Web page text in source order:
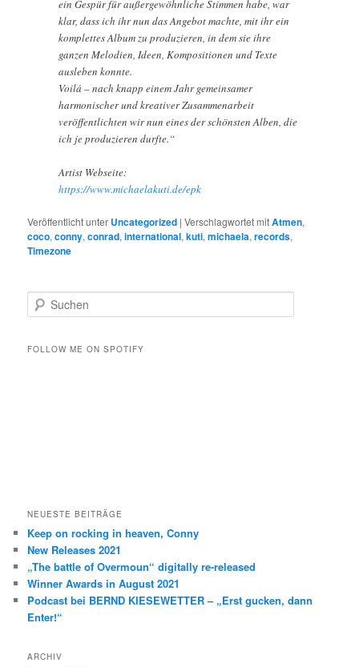
ein Gespür für außergewöhnliche Stimmen habe, war
klar, dass ich ihr nun das Angebot machte, mit ihr ein
komplettes Album zu produzieren, in dem sie ihre
ganzen Melodien, Ideen, Kompositionen und Texte
ausleben konnte.
Voilá – nach knapp einem Jahr gemeinsamer
harmonischer und kreativer Zusammenarbeit
veröffentlichten wir nun eines der schönsten Alben, die
ich je produzieren durfte.“
Artist Webseite:
https://www.michaelakuti.de/epk
Veröffentlicht unter Uncategorized |Verschlagwortet mitAtmen,
coco,conny,conrad,international,kuti,michaela,records,
Timezone
u
h
FOLLOW ME ON SPOTIFY
NEUESTE BEITRÄGE
Keep on rocking in heaven, Conny
New Releases 2021
„The battle of Overmoun“ digitally re-released
Winner Awards in August 2021
Podcast bei BERND KIESEWETTER – „Erst gucken, dann
Enter!“
ARCHIV